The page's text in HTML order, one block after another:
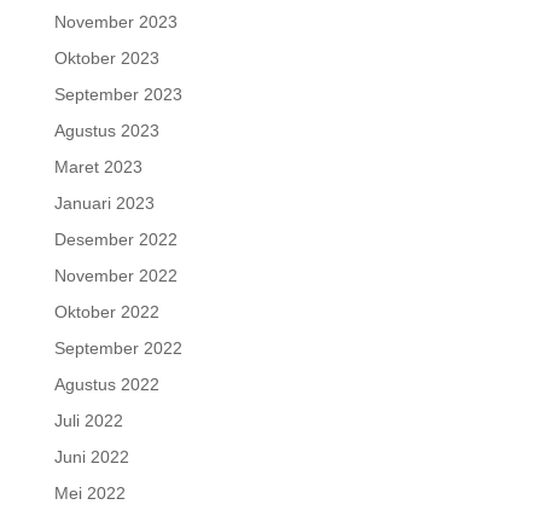
November 2023
Oktober 2023
September 2023
Agustus 2023
Maret 2023
Januari 2023
Desember 2022
November 2022
Oktober 2022
September 2022
Agustus 2022
Juli 2022
Juni 2022
Mei 2022